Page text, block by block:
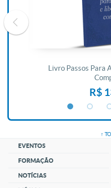
Livro Passos Para
R$
↑
EVENTOS
FORMAÇÃO
NOTÍCIAS